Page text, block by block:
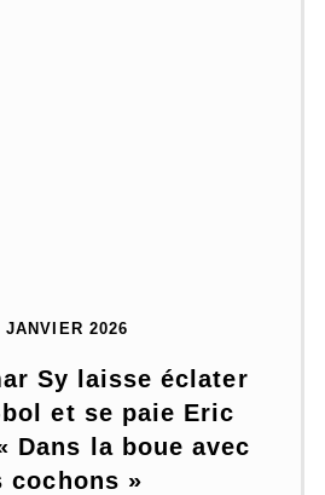
JANVIER 2026
Sy laisse éclater
et se paie Eric
Dans la boue avec
cochons »